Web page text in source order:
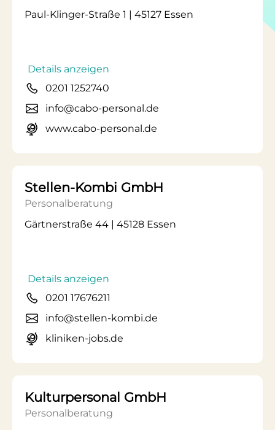
Paul-Klinger-Straße 1 | 45127 Essen
Details anzeigen
0201 1252740
info@cabo-personal.de
www.cabo-personal.de
Stellen-Kombi GmbH
Personalberatung
Gärtnerstraße 44 | 45128 Essen
Details anzeigen
0201 17676211
info@stellen-kombi.de
kliniken-jobs.de
Kulturpersonal GmbH
Personalberatung